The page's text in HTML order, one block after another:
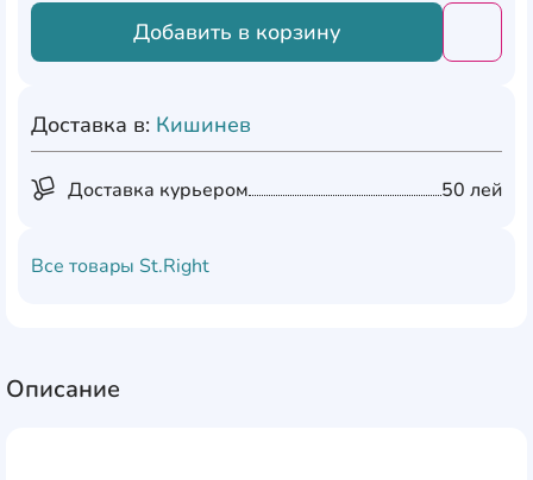
Добавить в корзину
Доставка в: Кишинев
Доставка курьером 50 лей
Все товары St.Right
Описание